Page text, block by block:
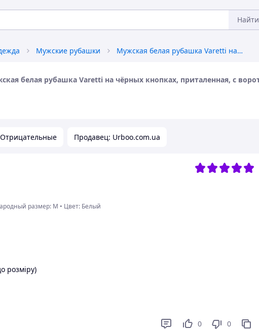
Найти
Мужские рубашки Мужская белая рубашка Varetti на чёрных кнопках, приталенная, с воротником-стойкой , S, Белый
белая рубашка Varetti на чёрных кнопках, приталенная, с
Отрицательные Продавец: Urboo.com.ua
размер: M • Цвет: Белый
розміру)
якості
0 0